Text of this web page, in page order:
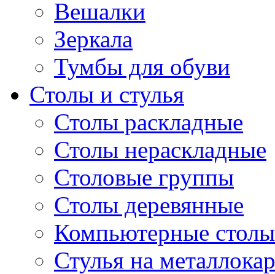
Вешалки
Зеркала
Тумбы для обуви
Столы и стулья
Столы раскладные
Столы нераскладные
Столовые группы
Столы деревянные
Компьютерные столы
Стулья на